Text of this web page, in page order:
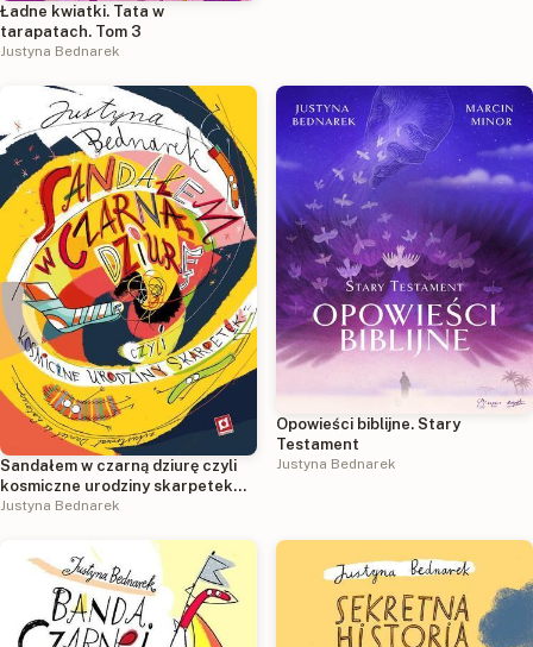
Ładne kwiatki. Tata w
tarapatach. Tom 3
Justyna Bednarek
Sandałem w czarną dziurę czyli
kosmiczne urodziny skarpetek
wyd. 2026
Justyna Bednarek
Opowieści biblijne. Stary
Testament
Justyna Bednarek